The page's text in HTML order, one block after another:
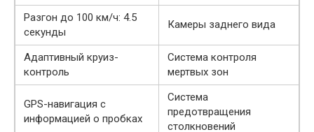
Разгон до 100 км/ч: 4.5
секунды
Камеры заднего вида
Адаптивный круиз-
контроль
Система контроля
мертвых зон
GPS-навигация с
информацией о пробках
Система
предотвращения
столкновений